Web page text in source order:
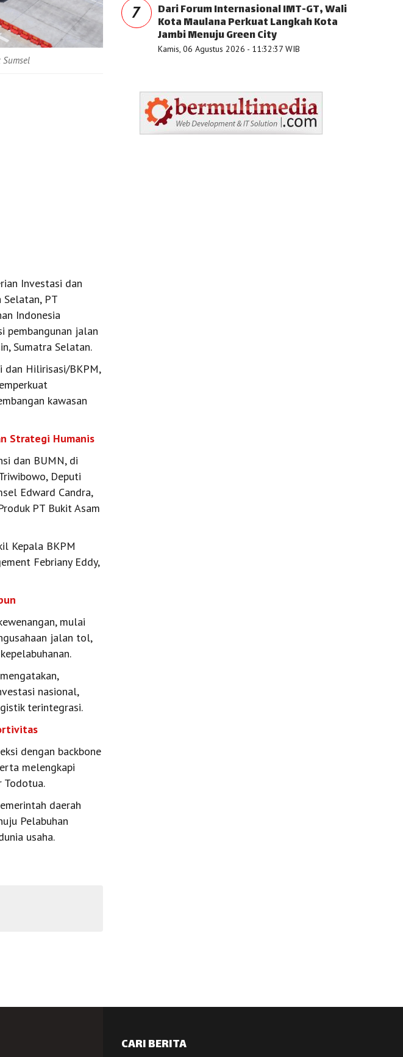
Sumsel
Investasi dan
Selatan, PT
Indonesia
pembangunan jalan
Sumatra Selatan.
dan Hilirisasi/BKPM,
kawasan
Strategi Humanis
dan BUMN, di
Deputi
Edward Candra,
PT Bukit Asam
Kepala BKPM
Febriany Eddy,
mulai
jalan tol,
nasional,
terintegrasi.
dengan backbone
melengkapi
Todotua.
daerah
Pelabuhan
usaha.
7 Dari Forum Internasional IMT-GT, Wali
Kota Maulana Perkuat Langkah Kota
Jambi Menuju Green City
Kamis, 06 Agustus 2026 - 11:32:37 WIB
CARI BERITA